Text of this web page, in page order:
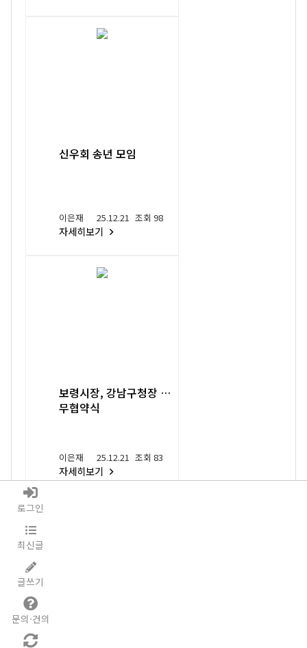
신우회 송년 모임
이은재 25.12.21 조회 98
자세히보기
보령시장, 강남구청장 업
무협약식
이은재 25.12.21 조회 83
자세히보기
로그인
최신글
글쓰기
문의·건의